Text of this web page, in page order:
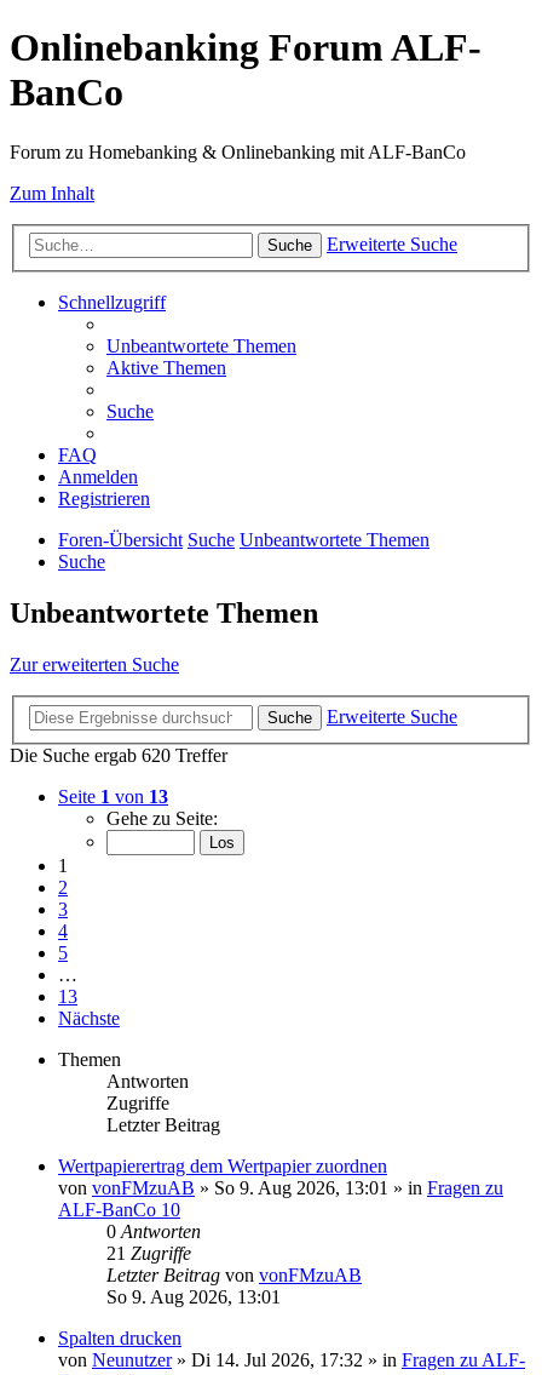
Onlinebanking Forum ALF-
BanCo
Forum zu Homebanking & Onlinebanking mit ALF-BanCo
Zum Inhalt
Suche Erweiterte Suche
Schnellzugriff
Unbeantwortete Themen
Aktive Themen
Suche
FAQ
Anmelden
Registrieren
Foren-Übersicht Suche Unbeantwortete Themen
Suche
Unbeantwortete Themen
Zur erweiterten Suche
Suche
Erweiterte Suche
Die Suche ergab 620 Treffer
Seite 1 von 13
Gehe zu Seite:
1
2
3
4
5
…
13
Nächste
Themen
Antworten
Zugriffe
Letzter Beitrag
Wertpapierertrag dem Wertpapier zuordnen
von vonFMzuAB » So 9. Aug 2026, 13:01 » in Fragen zu
ALF-BanCo 10
0 Antworten
21 Zugriffe
Letzter Beitrag von vonFMzuAB
So 9. Aug 2026, 13:01
Spalten drucken
von Neunutzer» Di 14. Jul 2026, 17:32 » in Fragen zu ALF-